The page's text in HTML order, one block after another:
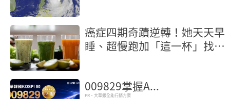
癌症四期奇蹟逆轉！她天天早
睡、超慢跑加「這一杯」找回
009829掌握A...
PR・大華銀全能行銷方案